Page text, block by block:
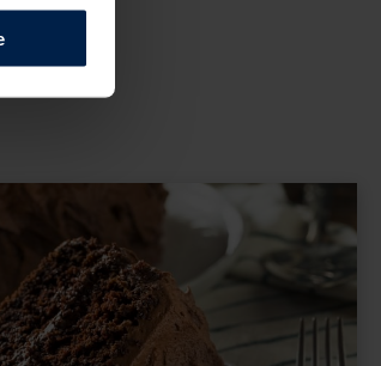
połączyć składniki.
i eksperymentować
jest orientacyjny. Aby
czy jest płynna wyłącznie
Posyp je cukrem pudrem